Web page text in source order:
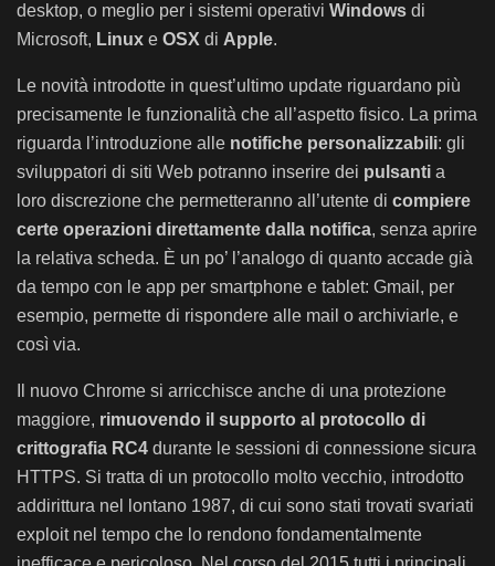
desktop, o meglio per i sistemi operativi Windows di
Microsoft, Linux e OSX di Apple.
Le novità introdotte in quest’ultimo update riguardano più
precisamente le funzionalità che all’aspetto fisico. La prima
riguarda l’introduzione alle notifiche personalizzabili: gli
sviluppatori di siti Web potranno inserire dei pulsanti a
loro discrezione che permetteranno all’utente di compiere
certe operazioni direttamente dalla notifica, senza aprire
la relativa scheda. È un po’ l’analogo di quanto accade già
da tempo con le app per smartphone e tablet: Gmail, per
esempio, permette di rispondere alle mail o archiviarle, e
così via.
Il nuovo Chrome si arricchisce anche di una protezione
maggiore, rimuovendo il supporto al protocollo di
crittografia RC4 durante le sessioni di connessione sicura
HTTPS. Si tratta di un protocollo molto vecchio, introdotto
addirittura nel lontano 1987, di cui sono stati trovati svariati
exploit nel tempo che lo rendono fondamentalmente